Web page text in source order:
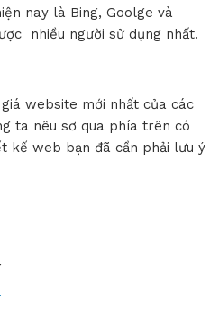
nay là Bing, Goolge và
nhiều người sử dụng nhất.
website mới nhất của các
ta nêu sơ qua phía trên có
kế web bạn đã cần phải lưu ý